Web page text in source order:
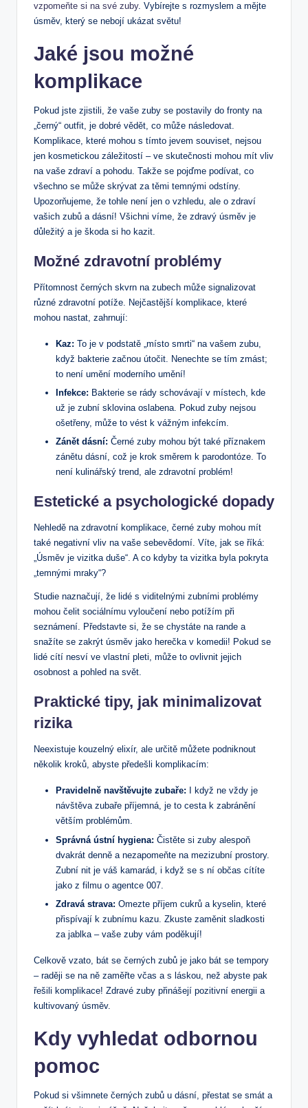
vzpomeňte si na své zuby. Vybírejte s rozmyslem a mějte
úsměv, který se nebojí ukázat světu!
Jaké jsou možné
komplikace
Pokud jste zjistili, že vaše zuby se postavily do fronty na
„černý“ outfit, je dobré vědět, co může následovat.
Komplikace, které mohou s tímto jevem souviset, nejsou
jen kosmetickou záležitostí – ve skutečnosti mohou mít vliv
na vaše zdraví a pohodu. Takže se pojďme podívat, co
všechno se může skrývat za těmi temnými odstíny.
Upozorňujeme, že tohle není jen o vzhledu, ale o zdraví
vašich zubů a dásní! Všichni víme, že zdravý úsměv je
důležitý a je škoda si ho kazit.
Možné zdravotní problémy
Přítomnost černých skvrn na zubech může signalizovat
různé zdravotní potíže. Nejčastější komplikace, které
mohou nastat, zahrnují:
Kaz: To je v podstatě „místo smrti“ na vašem zubu,
když bakterie začnou útočit. Nenechte se tím zmást;
to není umění moderního umění!
Infekce: Bakterie se rády schovávají v místech, kde
už je zubní sklovina oslabena. Pokud zuby nejsou
ošetřeny, může to vést k vážným infekcím.
Zánět dásní: Černé zuby mohou být také příznakem
zánětu dásní, což je krok směrem k parodontóze. To
není kulinářský trend, ale zdravotní problém!
Estetické a psychologické dopady
Nehledě na zdravotní komplikace, černé zuby mohou mít
také negativní vliv na vaše sebevědomí. Víte, jak se říká:
„Úsměv je vizitka duše“. A co kdyby ta vizitka byla pokryta
„temnými mraky“?
Studie naznačují, že lidé s viditelnými zubními problémy
mohou čelit sociálnímu vyloučení nebo potížím při
seznámení. Představte si, že se chystáte na rande a
snažíte se zakrýt úsměv jako herečka v komedii! Pokud se
lidé cítí nesví ve vlastní pleti, může to ovlivnit jejich
osobnost a pohled na svět.
Praktické tipy, jak minimalizovat
rizika
Neexistuje kouzelný elixír, ale určitě můžete podniknout
několik kroků, abyste předešli komplikacím:
Pravidelně navštěvujte zubaře: I když ne vždy je
návštěva zubaře příjemná, je to cesta k zabránění
větším problémům.
Správná ústní hygiena: Čistěte si zuby alespoň
dvakrát denně a nezapomeňte na mezizubní prostory.
Zubní nit je váš kamarád, i když se s ní občas cítíte
jako z filmu o agentce 007.
Zdravá strava: Omezte příjem cukrů a kyselin, které
přispívají k zubnímu kazu. Zkuste zaměnit sladkosti
za jablka – vaše zuby vám poděkují!
Celkově vzato, bát se černých zubů je jako bát se tempory
– raději se na ně zaměřte včas a s láskou, než abyste pak
řešili komplikace! Zdravé zuby přinášejí pozitivní energii a
kultivovaný úsměv.
Kdy vyhledat odbornou
pomoc
Pokud si všimnete černých zubů u dásní, přestat se smát a